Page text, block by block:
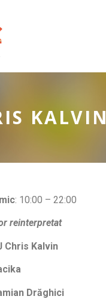
KALVIN
: 10:00 – 22:00
reinterpretat
Chris Kalvin
Drăghici